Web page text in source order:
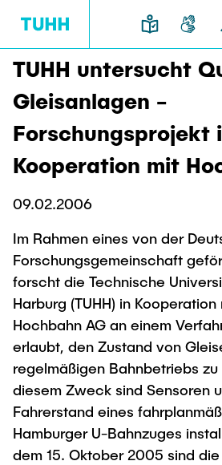
DE
TU HAMBURG
TU HAMBURG
Campus
Kooperation mit der TUHH
Nachhaltigkeit
Newsroom
Pressemitteilungen
Flyer und Broschüren
Magazin spektrum
STUDIUM UND LEHRE
STUDIUM UND
Neues aus Studium und Lehre
Für Schülerinnen und Schüler
Studienangebot
Studienorientierung
Für Studierende
Beratung und Kontakt
Rund ums Studium
Studienorganisation
FORSCHUNG UND
Forschungsorganisation
Hightech Agenda
Koordinierte
UNU HUB "Engineering to
Change"
Forschungsförderung
DEKANATE
DEKANATE
Bau- und
Studiengänge
Forschung und Institute
Elektrotechnik, Informatik und
Studiengänge
Forschung und Institute
Verfahrenstechnik
Studiengänge
Technologie und Innovation
INTERNATIONAL
Studium im Ausland
Praktikum
Termine
Kontakt und Beratung
Campus International
Welcome Weeks
Semesterprogramm
Austauschstudium
Intercultural Hub
(Gast)Wissenschaftler*innen
TUHH untersucht
Gleisanlagen -
Forschungsprojekt
Kooperation mit
09.02.2006
Im Rahmen eines von der
Forschungsgemeinschaft
forscht die Technische
Harburg (TUHH) in
Hochbahn AG an einem
erlaubt, den Zustand von
regelmäßigen Bahnbetriebs
diesem Zweck sind Sensoren
Fahrerstand eines
Hamburger U-Bahnzuges
dem 15. Oktober 2005 sind